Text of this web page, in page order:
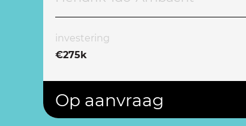
investering
€275k
Op aanvraag